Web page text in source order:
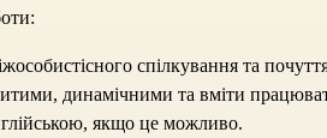
спілкування та
динамічними та вміти
якщо це можливо.